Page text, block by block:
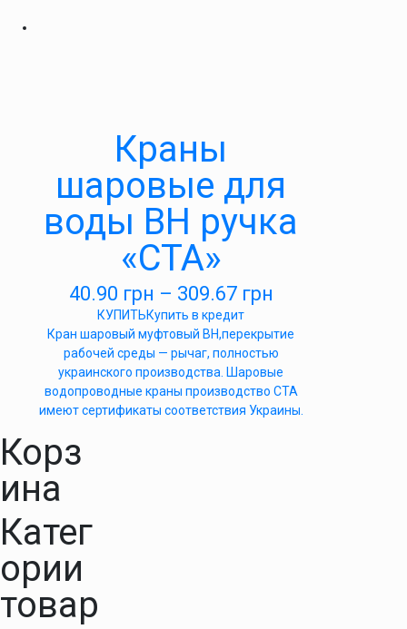
Краны
шаровые для
воды ВН ручка
«СТА»
40.90 грн – 309.67 грн
КУПИТЬКупить в кредит
Кран шаровый муфтовый ВН,перекрытие
рабочей среды — рычаг, полностью
украинского производства. Шаровые
водопроводные краны производство СТА
имеют сертификаты соответствия Украины.
Корз
ина
Катег
ории
товар